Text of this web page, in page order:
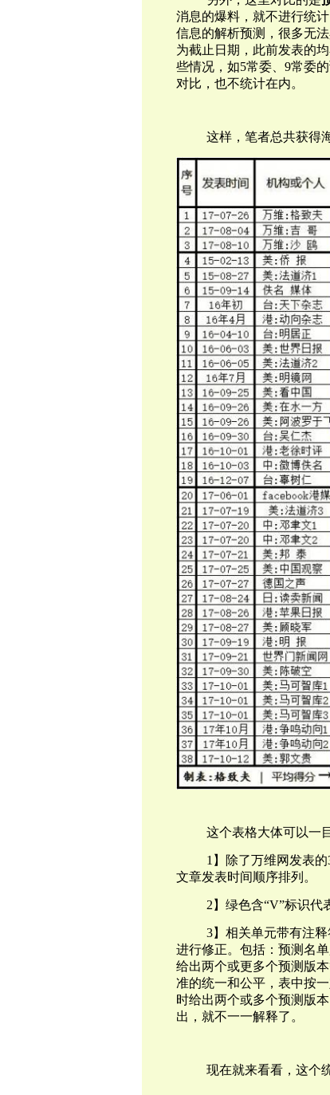
消息的爆料，就不进行统
信息的解析预测，很多无
为截止日期，此前发表的
些情况，如5常委、9常委
对比，也不统计在内。
这样，笔者总共获得
这个表格大体可以一
1】除了万维网发表
文章发表时间顺序排列。
2】绿色含“V”标识代
3】相关单元带有注
进行修正。包括：预测名
给出两个或更多个预测版
准的统一和公平，表中按
时给出两个或多个预测版
出，就不一一解释了。
现在就来看看，这个